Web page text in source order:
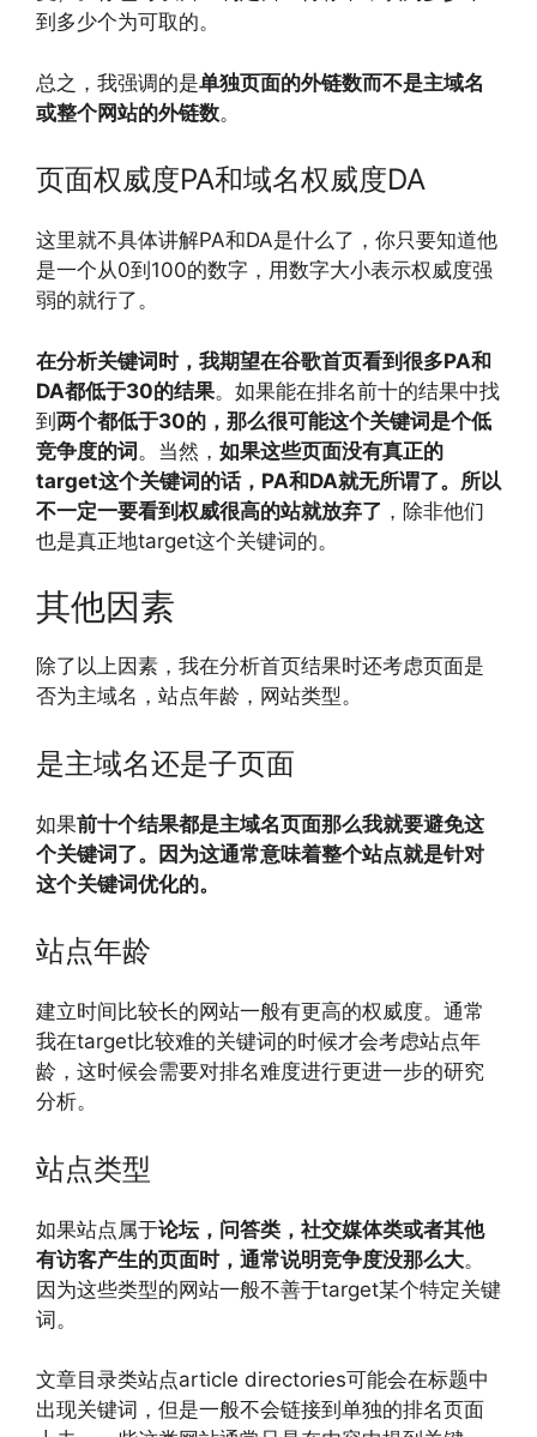
到多少个为可取的。
总之，我强调的是单独页面的外链数而不是主域名
或整个网站的外链数。
页面权威度PA和域名权威度DA
这里就不具体讲解PA和DA是什么了，你只要知道他
是一个从0到100的数字，用数字大小表示权威度强
弱的就行了。
在分析关键词时，我期望在谷歌首页看到很多PA和
DA都低于30的结果。如果能在排名前十的结果中找
到两个都低于30的，那么很可能这个关键词是个低
竞争度的词。当然， 如果这些页面没有真正的
target这个关键词的话，PA和DA就无所谓了。所以
不一定一要看到权威很高的站就放弃了 ，除非他们
也是真正地target这个关键词的。
其他因素
除了以上因素，我在分析首页结果时还考虑页面是
否为主域名，站点年龄，网站类型。
是主域名还是子页面
如果前十个结果都是主域名页面那么我就要避免这
个关键词了。因为这通常意味着整个站点就是针对
这个关键词优化的。
站点年龄
建立时间比较长的网站一般有更高的权威度。通常
我在target比较难的关键词的时候才会考虑站点年
龄，这时候会需要对排名难度进行更进一步的研究
分析。
站点类型
如果站点属于论坛，问答类，社交媒体类或者其他
有访客产生的页面时，通常说明竞争度没那么大。
因为这些类型的网站一般不善于target某个特定关键
词。
文章目录类站点article directories可能会在标题中
出现关键词，但是一般不会链接到单独的排名页面